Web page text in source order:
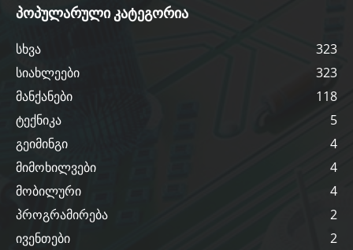
პოპულარული კატეგორია
სხვა
323
სიახლეები
323
მანქანები
118
ტექნიკა
5
გეიმინგი
4
მიმოხილვები
4
მობილური
4
პროგრამირება
2
ივენთები
2